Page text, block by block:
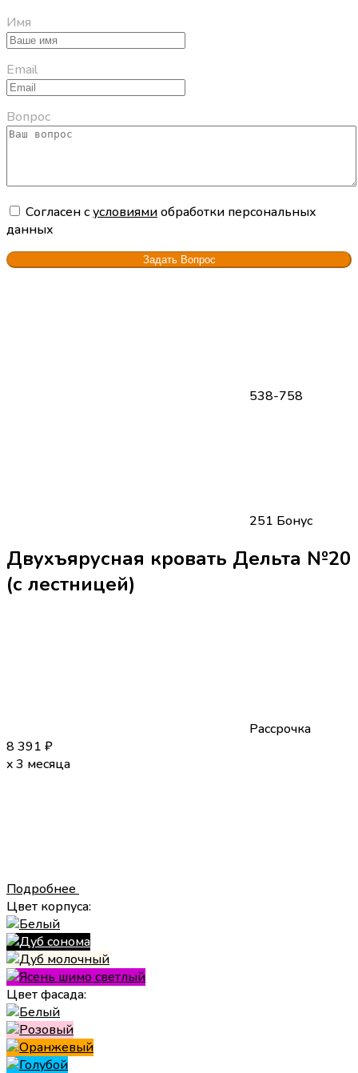
Имя
Email
Вопрос
Cогласен сусловиямиобработки персональных
данных
538-758
251 Бонус
Двухъярусная кровать Дельта №20
(с лестницей)
Рассрочка
8 391 ₽
x 3 месяца
Подробнее
Цвет корпуса:
Цвет фасада: